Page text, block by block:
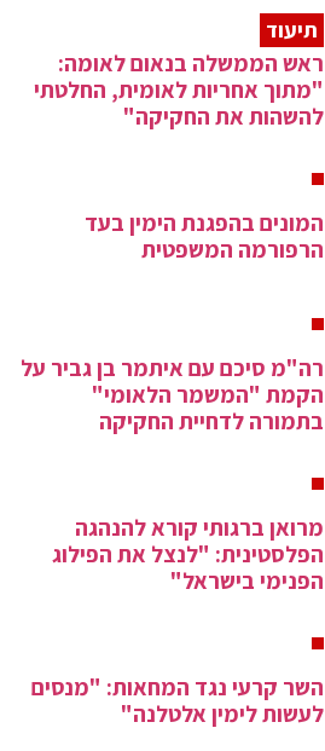
תיעוד
ראש הממשלה בנאום לאומה:
"מתוך אחריות לאומית, החלטתי
להשהות את החקיקה"
המונים בהפגנת הימין בעד
הרפורמה המשפטית
רה"מ סיכם עם איתמר בן גביר על
הקמת "המשמר הלאומי"
בתמורה לדחיית החקיקה
מרואן ברגותי קורא להנהגה
הפלסטינית: "לנצל את הפילוג
הפנימי בישראל"
השר קרעי נגד המחאות: "מנסים
לעשות לימין אלטלנה"